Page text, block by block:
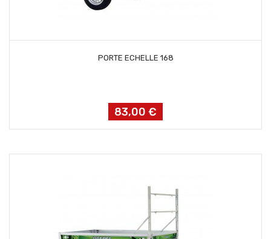
PORTE ECHELLE 168
Prix
83,00 €